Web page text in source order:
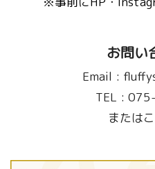
お問い
Email :
TEL :
または